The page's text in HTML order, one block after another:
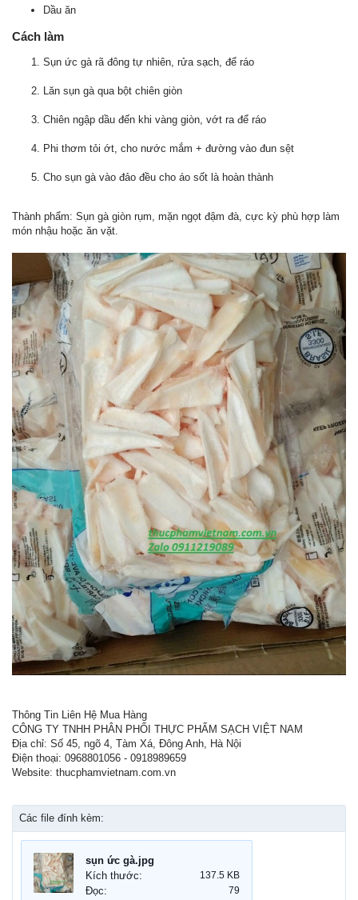
Dầu ăn
Cách làm
Sụn ức gà rã đông tự nhiên, rửa sạch, để ráo
Lăn sụn gà qua bột chiên giòn
Chiên ngập dầu đến khi vàng giòn, vớt ra để ráo
Phi thơm tỏi ớt, cho nước mắm + đường vào đun sệt
Cho sụn gà vào đảo đều cho áo sốt là hoàn thành
Thành phẩm: Sụn gà giòn rụm, mặn ngọt đậm đà, cực kỳ phù hợp làm
món nhậu hoặc ăn vặt.
Thông Tin Liên Hệ Mua Hàng
CÔNG TY TNHH PHÂN PHỐI THỰC PHẨM SẠCH VIỆT NAM
Địa chỉ: Số 45, ngõ 4, Tàm Xá, Đông Anh, Hà Nội
Điện thoại: 0968801056 - 0918989659
Website: thucphamvietnam.com.vn
Các file đính kèm:
sụn ức gà.jpg
Kích thước:
137.5 KB
Đọc: 79